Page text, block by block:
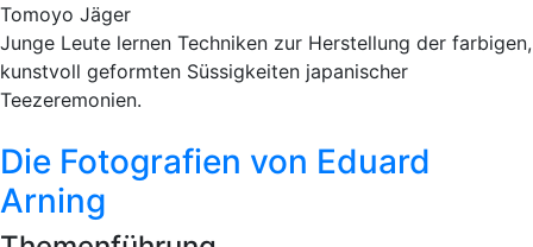
Tomoyo Jäger
Junge Leute lernen Techniken zur Herstellung der farbigen,
kunstvoll geformten Süssigkeiten japanischer
Teezeremonien.
Die Fotografien von Eduard
Arning